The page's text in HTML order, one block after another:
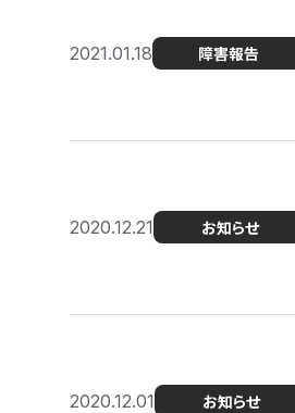
2021.01.18 障害報告
2020.12.21 お知らせ
2020.12.01 お知らせ